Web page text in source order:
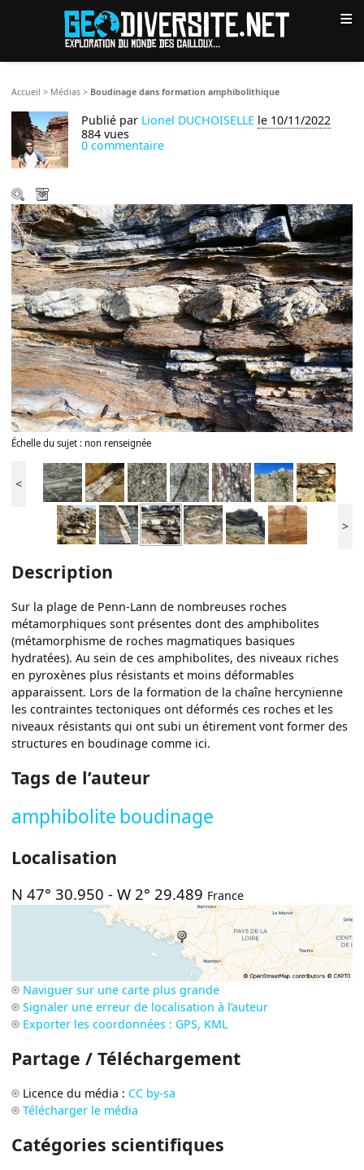
≡
Accueil > Médias > Boudinage dans formation amphibolithique
Publié par Lionel DUCHOISELLE le 10/11/2022
884 vues
0 commentaire
Échelle du sujet : non renseignée
<
>
Description
Sur la plage de Penn-Lann de nombreuses roches
métamorphiques sont présentes dont des amphibolites
(métamorphisme de roches magmatiques basiques
hydratées). Au sein de ces amphibolites, des niveaux riches
en pyroxènes plus résistants et moins déformables
apparaissent. Lors de la formation de la chaîne hercynienne
les contraintes tectoniques ont déformés ces roches et les
niveaux résistants qui ont subi un étirement vont former des
structures en boudinage comme ici.
Tags de l’auteur
amphibolite boudinage
Localisation
N 47° 30.950 -W 2° 29.489 France
Naviguer sur une carte plus grande
Signaler une erreur de localisation à l’auteur
Exporter les coordonnées : GPS, KML
Partage / Téléchargement
Licence du média : CC by-sa
Télécharger le média
Catégories scientifiques